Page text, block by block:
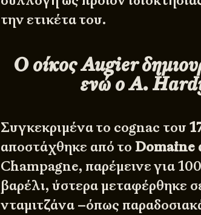
την ετικέτα του.
Ο οίκος Augier
ενώ ο A.
Συγκεκριμένα το cognac του
αποστάχθηκε από το Domaine
Champagne, παρέμεινε για
βαρέλι, ύστερα μεταφέρθηκε
νταμιτζάνα –όπως